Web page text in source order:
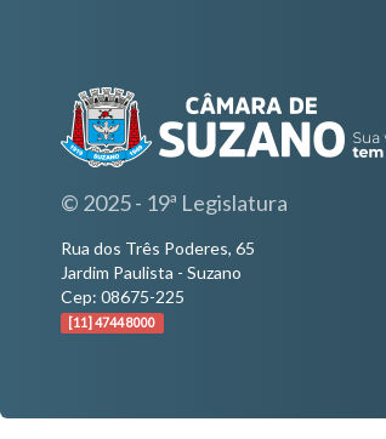
© 2025 - 19ª Legislatura
Rua dos Três Poderes, 65
Jardim Paulista - Suzano
Cep: 08675-225
[11] 4744 8000